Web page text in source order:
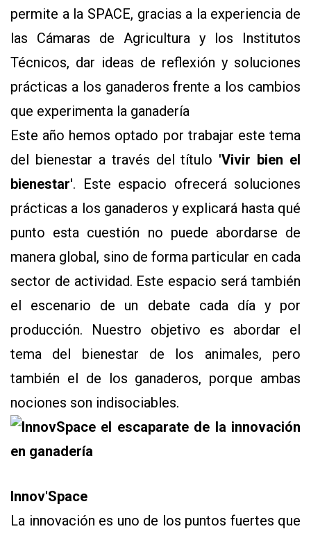
permite a la SPACE, gracias a la experiencia de
las Cámaras de Agricultura y los Institutos
Técnicos, dar ideas de reflexión y soluciones
prácticas a los ganaderos frente a los cambios
que experimenta la ganadería
Este año hemos optado por trabajar este tema
del bienestar a través del título 'Vivir bien el
bienestar'. Este espacio ofrecerá soluciones
prácticas a los ganaderos y explicará hasta qué
punto esta cuestión no puede abordarse de
manera global, sino de forma particular en cada
sector de actividad. Este espacio será también
el escenario de un debate cada día y por
producción. Nuestro objetivo es abordar el
tema del bienestar de los animales, pero
también el de los ganaderos, porque ambas
nociones son indisociables.
Innov'Space
La innovación es uno de los puntos fuertes que